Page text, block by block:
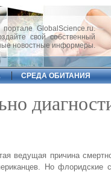
GlobalScience.ru.
свой собственный
новостные информеры.
СРЕДА ОБИТАНИЯ
ведущая причина
Но флоридские